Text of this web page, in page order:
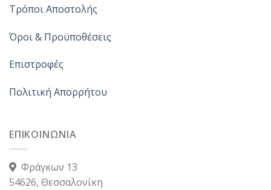
Τρόποι Αποστολής
Όροι & Προϋποθέσεις
Επιστροφές
Πολιτική Απορρήτου
ΕΠΙΚΟΙΝΩΝΙΑ
Φράγκων 13
54626, Θεσσαλονίκη